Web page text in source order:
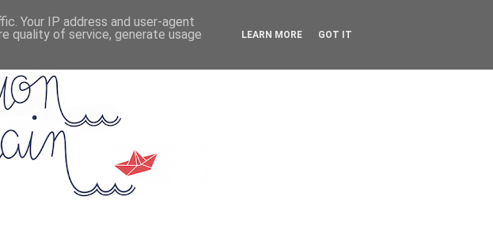
Your IP address and user-agent
quality of service, generate usage
LEARN MORE GOT IT